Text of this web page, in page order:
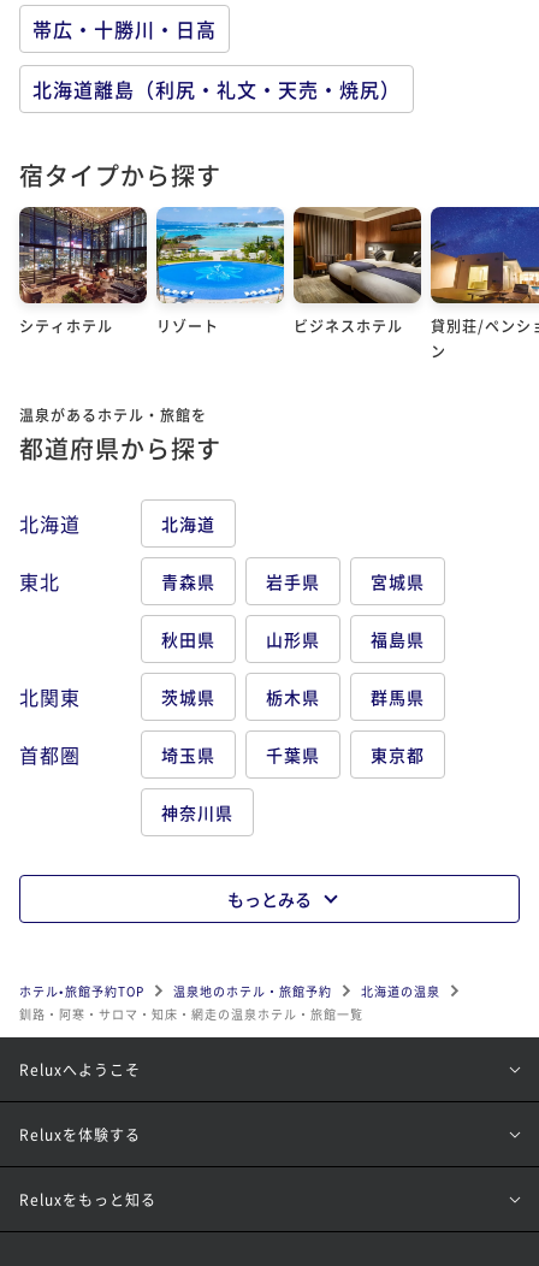
帯広・十勝川・日高
北海道離島（利尻・礼文・天売・焼尻）
宿タイプから探す
シティホテル リゾート ビジネスホテル
貸別荘/ペンシ
ン
温泉があるホテル・旅館を
都道府県から探す
北海道 北海道
東北 青森県 岩手県 宮城県
秋田県 山形県 福島県
北関東 茨城県 栃木県 群馬県
首都圏 埼玉県 千葉県 東京都
神奈川県
もっとみる
ホテル•旅館予約TOP 温泉地のホテル・旅館予約
北海道の温泉
釧路・阿寒・サロマ・知床・網走の温泉ホテル・旅館一覧
Reluxへようこそ
Reluxを体験する
Reluxをもっと知る